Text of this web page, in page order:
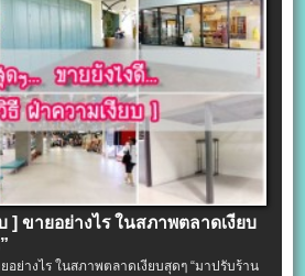
] ขายอย่างไร ในสภาพตลาดเงียบ
อย่างไร ในสภาพตลาดเงียบสุดๆ “มาปรับร้าน